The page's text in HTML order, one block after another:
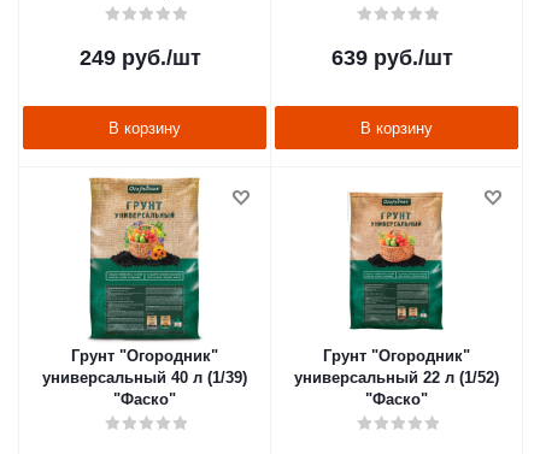
249 руб./шт
В корзину
639 руб./шт
В корзину
Грунт "Огородник"
универсальный 40 л (1/39)
"Фаско"
Грунт "Огородник"
универсальный 22 л (1/52)
"Фаско"